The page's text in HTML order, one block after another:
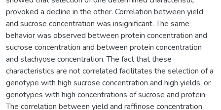
provoked a decline in the other. Correlation between yield
and sucrose concentration was insignificant. The same
behavior was observed between protein concentration and
sucrose concentration and between protein concentration
and stachyose concentration. The fact that these
characteristics are not correlated facilitates the selection of a
genotype with high sucrose concentration and high yields, or
genotypes with high concentrations of sucrose and protein.
The correlation between yield and raffinose concentration